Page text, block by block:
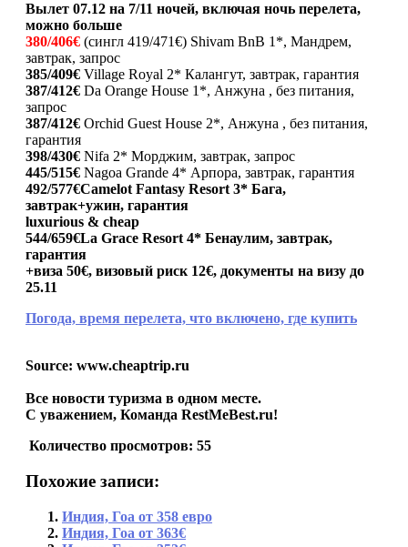
Вылет 07.12 на 7/11 ночей, включая ночь перелета,
можно больше
380/406€ (сингл 419/471€) Shivam BnB 1*, Мандрем,
завтрак, запрос
385/409€ Village Royal 2* Калангут, завтрак, гарантия
387/412€ Da Orange House 1*, Анжуна , без питания,
запрос
387/412€ Orchid Guest House 2*, Анжуна , без питания,
гарантия
398/430€ Nifa 2* Морджим, завтрак, запрос
445/515€ Nagoa Grande 4* Арпора, завтрак, гарантия
492/577€Camelot Fantasy Resort 3* Бага,
завтрак+ужин, гарантия
luxurious & cheap
544/659€La Grace Resort 4* Бенаулим, завтрак,
гарантия
+виза 50€, визовый риск 12€, документы на визу до
25.11
Погода, время перелета, что включено, где купить
Source: www.cheaptrip.ru
Все новости туризма в одном месте.
С уважением, Команда RestMeBest.ru!
Количество просмотров: 55
Похожие записи:
Индия, Гоа от 358 евро
Индия, Гоа от 363€